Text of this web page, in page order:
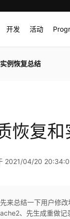
开发 活动
例恢复总结
恢复和
2021/04/20
先来总结一下用户修
、先生成重做